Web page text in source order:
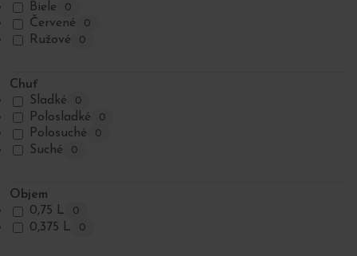
Biele
0
Červené 0
Ružové 0
Chuť
Sladké
0
Polosladké 0
Polosuché 0
Suché 0
Objem
0,75 L
0
0,375 L 0